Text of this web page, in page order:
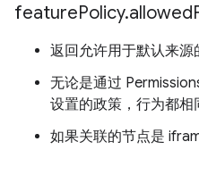
featurePolicy.allowed
返回允许用于默认来源
无论是通过
设置的政策，行为都相
如果关联的节点是